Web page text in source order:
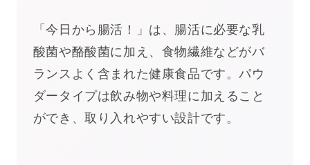
「今日から腸活！」は、腸活に必要な乳
酸菌や酪酸菌に加え、食物繊維などがバ
ランスよく含まれた健康食品です。パウ
ダータイプは飲み物や料理に加えること
ができ、取り入れやすい設計です。